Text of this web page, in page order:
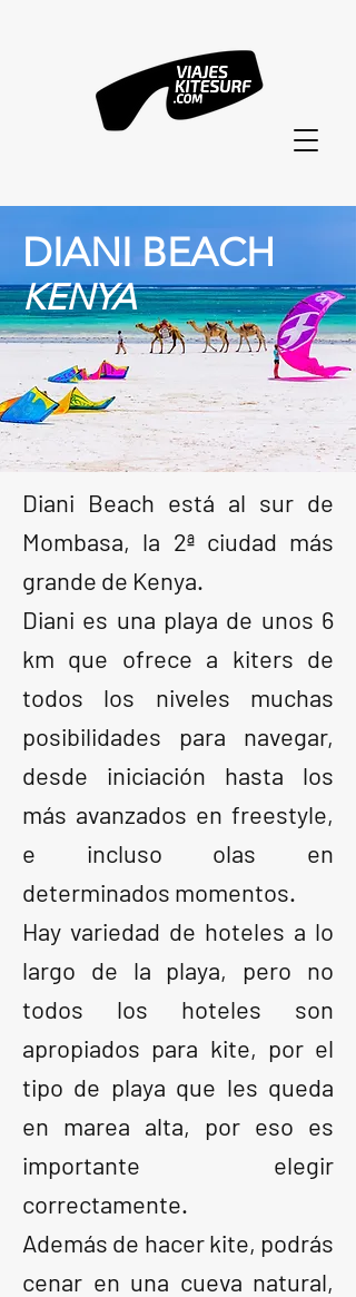
DIANI BEACH
KENYA
Diani Beach está al sur de
Mombasa, la 2ª ciudad más
grande de Kenya.
Diani es una playa de unos 6
km que ofrece a kiters de
todos los niveles muchas
posibilidades para navegar,
desde iniciación hasta los
más avanzados en freestyle,
e incluso olas en
determinados momentos.
Hay variedad de hoteles a lo
largo de la playa, pero no
todos los hoteles son
apropiados para kite, por el
tipo de playa que les queda
en marea alta, por eso es
importante elegir
correctamente.
Además de hacer kite, podrás
cenar en una cueva natural,